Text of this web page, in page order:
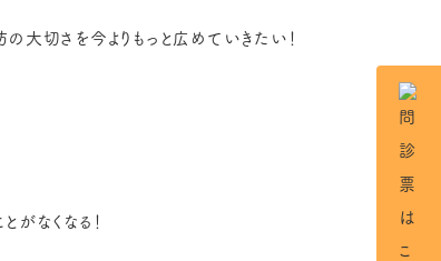
大切さを今よりもっと広めていきたい！
なくなる！